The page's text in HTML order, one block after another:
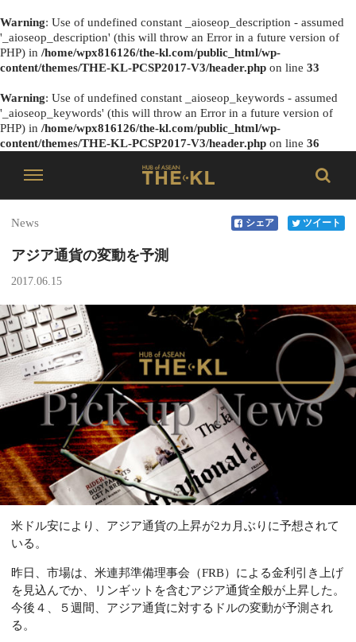
Warning: Use of undefined constant _aioseop_description - assumed
'_aioseop_description' (this will throw an Error in a future version of
PHP) in /home/wpx816126/the-kl.com/public_html/wp-
content/themes/THE-KL-PCSP2017-V3/header.php on line 33
Warning: Use of undefined constant _aioseop_keywords - assumed
'_aioseop_keywords' (this will throw an Error in a future version of
PHP) in /home/wpx816126/the-kl.com/public_html/wp-
content/themes/THE-KL-PCSP2017-V3/header.php on line 36
News シェア ツイート
アジア通貨の変動を予測
2017.06.15
米ドル安により、アジア通貨の上昇が2カ月ぶりに予想されて
いる。
昨日、市場は、米連邦準備理事会（FRB）による金利引き上げ
を見込んでか、リンギットを含むアジア通貨全般が上昇した。
今後４、５週間、アジア通貨に対するドルの変動が予測され
る。